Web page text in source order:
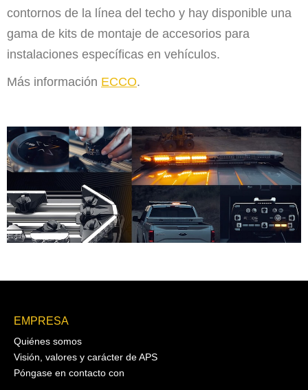
contornos de la línea del techo y hay disponible una
gama de kits de montaje de accesorios para
instalaciones específicas en vehículos.
Más información ECCO.
EMPRESA
Quiénes somos
Visión, valores y carácter de APS
Póngase en contacto con